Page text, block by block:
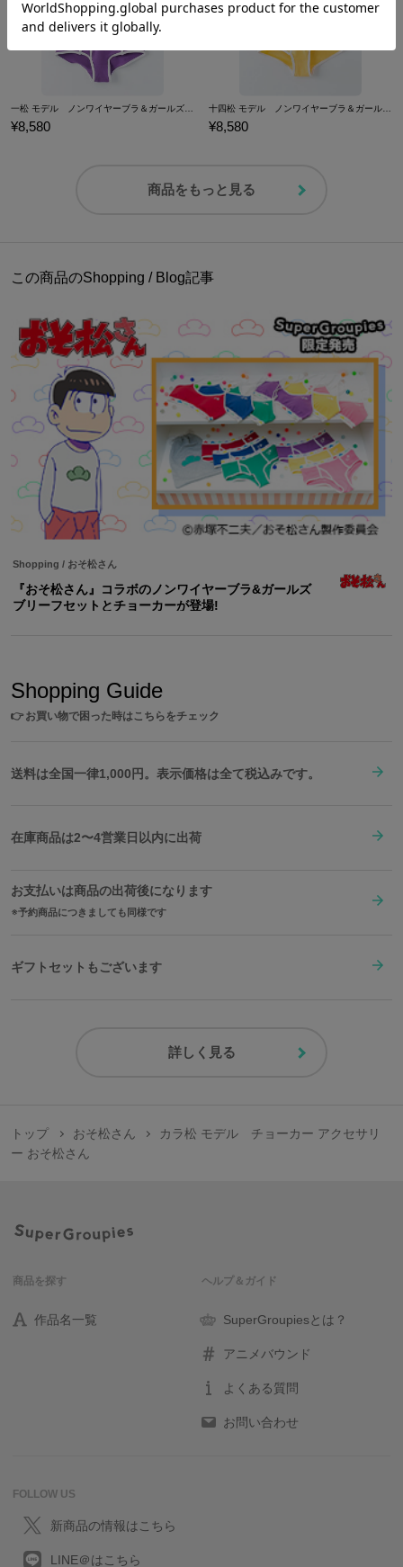
¥8,580
十四松 モデル ノンワイヤーブラ＆ガールズブリーフセット 下着 おそ松さん
¥8,580
商品をもっと見る
この商品のShopping / Blog記事
Shopping / おそ松さん
『おそ松さん』コラボのノンワイヤーブラ&ガールズ
ブリーフセットとチョーカーが登場!
Shopping Guide
👉お買い物で困った時はこちらをチェック
送料は全国一律1,000円。表示価格は全て税込みです。
在庫商品は2〜4営業日以内に出荷
お支払いは商品の出荷後になります
予約商品につきましても同様です
ギフトセットもございます
詳しく見る
トップ おそ松さん
カラ松 モデル チョーカー アクセサリ
ー おそ松さん
商品を探す
作品名一覧
ヘルプ＆ガイド
SuperGroupiesとは？
アニメバウンド
よくある質問
お問い合わせ
FOLLOW US
新商品の情報はこちら
LINE＠はこちら